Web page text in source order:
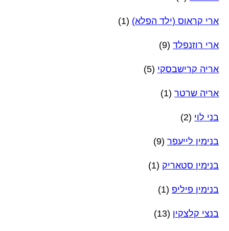
ארי קראוס (ילד הפלא) (1)
ארי רוזנפלד (9)
אריה קרישבסקי (5)
אריה שרטר (1)
בני לוי (2)
בנימין לייעפר (9)
בנימין סטאריק (1)
בנימין פיליפ (1)
בנצי קלצקין (13)